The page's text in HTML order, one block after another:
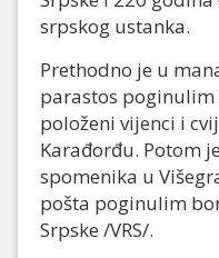
srpskog ustanka.
Prethodno je u
parastos
položeni vijenci i
Karađorđu. Potom
spomenika u
pošta poginulim
Srpske /VRS/.